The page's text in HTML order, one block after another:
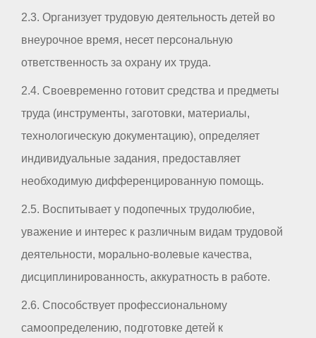
2.3. Организует трудовую деятельность детей во
внеурочное время, несет персональную
ответственность за охрану их труда.
2.4. Своевременно готовит средства и предметы
труда (инструменты, заготовки, материалы,
технологическую документацию), определяет
индивидуальные задания, предоставляет
необходимую дифференцированную помощь.
2.5. Воспитывает у подопечных трудолюбие,
уважение и интерес к различным видам трудовой
деятельности, морально-волевые качества,
дисциплинированность, аккуратность в работе.
2.6. Способствует профессиональному
самоопределению, подготовке детей к